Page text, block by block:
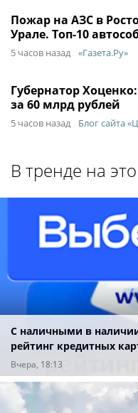
Пожар на АЗС в
Урале. Топ-10
5 часов назад «Газета.Ру»
Губернатор
за 60 млрд рублей
5 часов назад Блог сайта
В тренде на
С наличными в
рейтинг кредитных
года
Вчера, 18:13